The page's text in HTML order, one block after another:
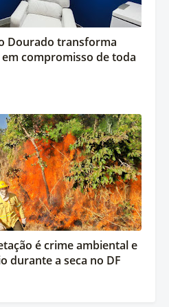
Dourado transforma
compromisso de toda
é crime ambiental e
durante a seca no DF